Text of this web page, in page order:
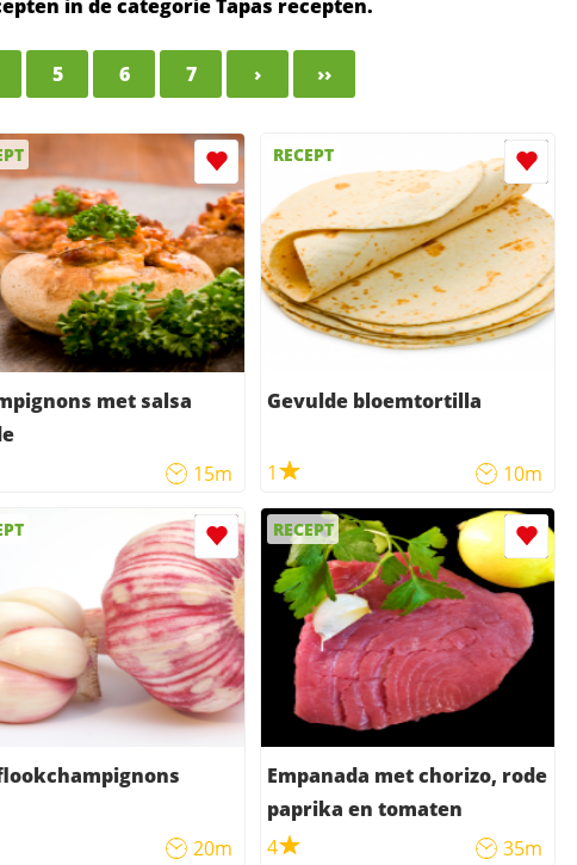
in de categorie Tapas recepten.
5 6 7 › ››
met salsa
15m
RECEPT
Gevulde bloemtortilla
1 10m
20m
RECEPT
Empanada met chorizo, rode
paprika en tomaten
4
35m